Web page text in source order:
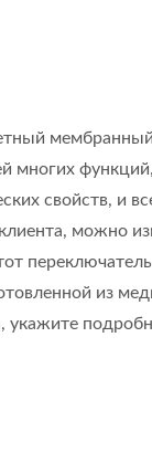
многих
свойств, и
можно
из
укажите